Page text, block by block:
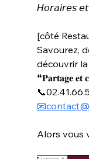
𝘏𝘰𝘳𝘢𝘪𝘳𝘦𝘴
[côté
Savourez,
découvrir
❝𝐏𝐚𝐫𝐭𝐚𝐠𝐞 𝐞𝐭
Alors vous